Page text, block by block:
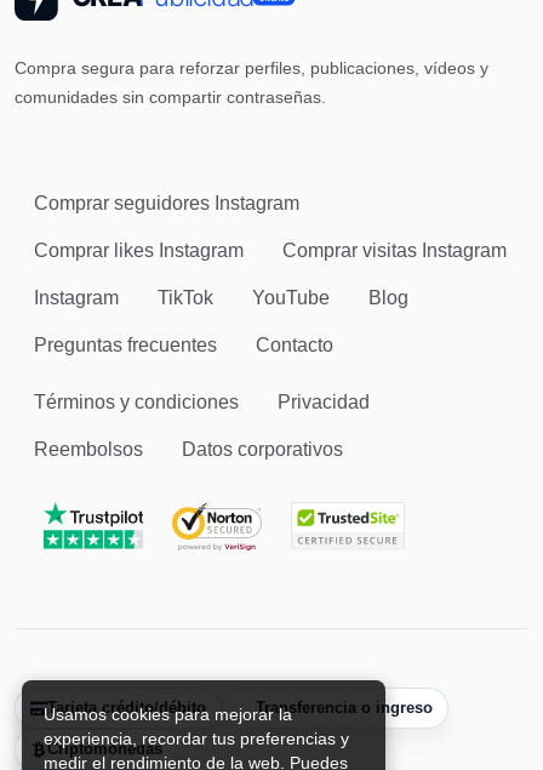
Usamos cookies para mejorar la
experiencia, recordar tus preferencias y
medir el rendimiento de la web. Puedes
Compra segura para reforzar perfiles, publicaciones, vídeos y
comunidades sin compartir contraseñas.
Comprar seguidores Instagram
Comprar likes Instagram Comprar visitas Instagram
Instagram TikTok YouTube Blog
Preguntas frecuentes Contacto
Términos y condiciones Privacidad
Reembolsos Datos corporativos
Tarjeta crédito/débito Transferencia o ingreso
Criptomonedas